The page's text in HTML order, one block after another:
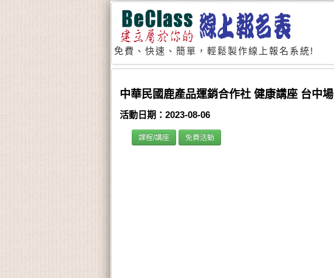
免費、快速、簡單，輕鬆製作線上報名系統!
中華民國鹿產品運銷合作社 健康講座 台中場
活動日期：2023-08-06
課程/講座 免費活動